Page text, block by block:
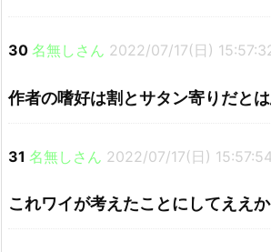
30 名無しさん 2022/07/17(日)
作者の嗜好は割とサタン寄りだとは
31 名無しさん 2022/07/17(日)
これワイが考えたことにしてええか